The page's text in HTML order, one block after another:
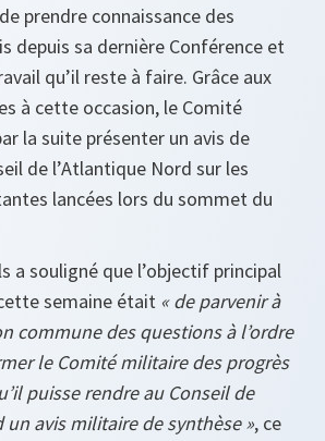
prendre connaissance des
depuis sa dernière Conférence et
qu’il reste à faire. Grâce aux
à cette occasion, le Comité
la suite présenter un avis de
de l’Atlantique Nord sur les
lancées lors du sommet du
a souligné que l’objectif principal
semaine était « de parvenir à
commune des questions à l’ordre
le Comité militaire des progrès
puisse rendre au Conseil de
un avis militaire de synthèse », ce